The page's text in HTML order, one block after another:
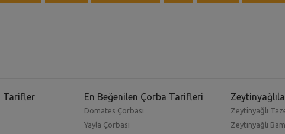
Tarifler En Beğenilen Çorba Tarifleri
Domates Çorbası
Yayla Çorbası
Zeytinyağlı
Zeytinyağlı